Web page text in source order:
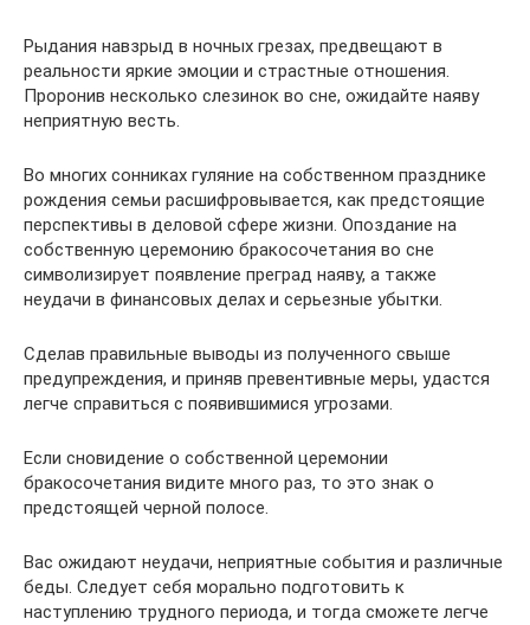
Рыдания навзрыд в ночных грезах, предвещают в
реальности яркие эмоции и страстные отношения.
Проронив несколько слезинок во сне, ожидайте наяву
неприятную весть.
Во многих сонниках гуляние на собственном празднике
рождения семьи расшифровывается, как предстоящие
перспективы в деловой сфере жизни. Опоздание на
собственную церемонию бракосочетания во сне
символизирует появление преград наяву, а также
неудачи в финансовых делах и серьезные убытки.
Сделав правильные выводы из полученного свыше
предупреждения, и приняв превентивные меры, удастся
легче справиться с появившимися угрозами.
Если сновидение о собственной церемонии
бракосочетания видите много раз, то это знак о
предстоящей черной полосе.
Вас ожидают неудачи, неприятные события и различные
беды. Следует себя морально подготовить к
наступлению трудного периода, и тогда сможете легче